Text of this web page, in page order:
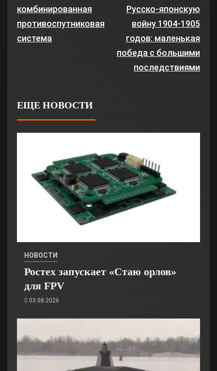
комбинированная
противоспутниковая
система
Русско-японскую
войну 1904-1905
годов: маленькая
победа с большими
последствиями
ЕЩЕ НОВОСТИ
НОВОСТИ
Ростех запускает «Стаю орлов»
для FPV
03.08.2026